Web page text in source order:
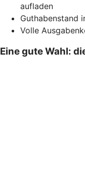
aufladen
Guthabenstand
Volle
Eine gute Wahl: